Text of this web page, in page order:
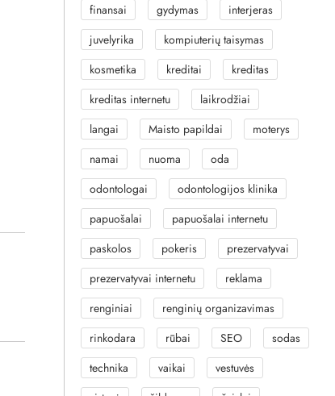
finansai
gydymas
interjeras
juvelyrika
kompiuterių taisymas
kosmetika
kreditai
kreditas
kreditas internetu
laikrodžiai
langai
Maisto papildai
moterys
namai
nuoma
oda
odontologai
odontologijos klinika
papuošalai
papuošalai internetu
paskolos
pokeris
prezervatyvai
prezervatyvai internetu
reklama
renginiai
renginių organizavimas
rinkodara
rūbai SEO
sodas
technika
vaikai
vestuvės